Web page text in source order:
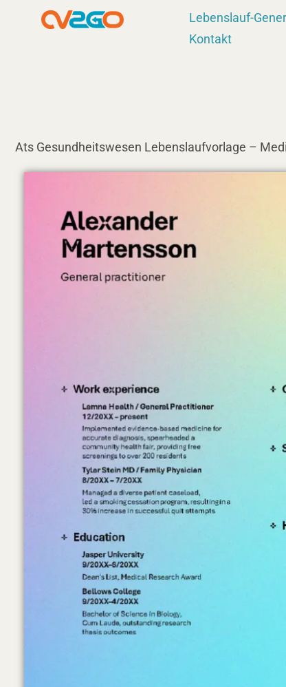
Lebenslauf-
Kontakt
Ats Gesundheitswesen Lebenslaufvorlage –